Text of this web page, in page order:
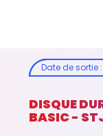
Date de sortie:
DISQUE
BASIC -